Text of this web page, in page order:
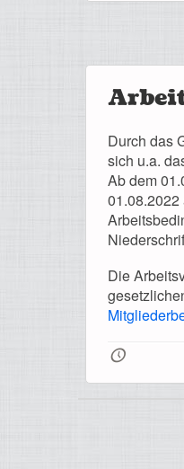
Durch das
sich u.a.
Ab dem
Die
🕔